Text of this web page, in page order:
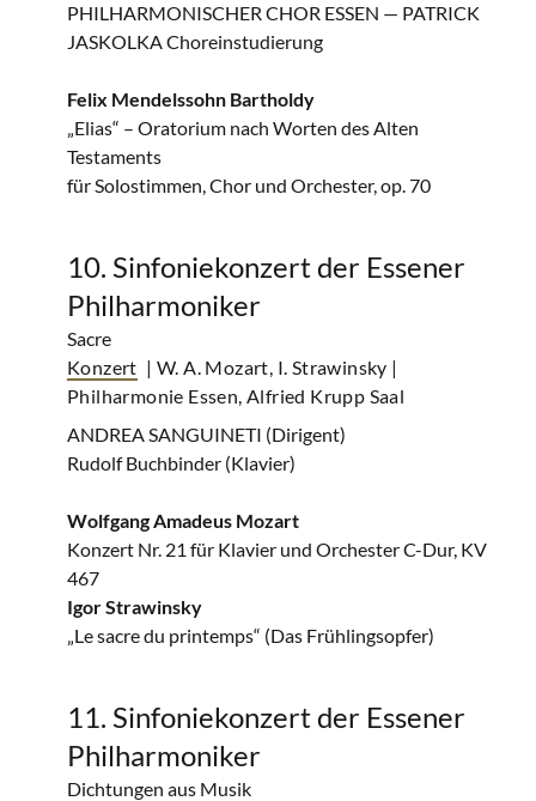
PHILHARMONISCHER CHOR ESSEN — PATRICK
JASKOLKA Choreinstudierung
Felix Mendelssohn Bartholdy
„Elias“ – Oratorium nach Worten des Alten
Testaments
für Solostimmen, Chor und Orchester, op. 70
10. Sinfoniekonzert der Essener
Philharmoniker
Sacre
Konzert | W. A. Mozart, I. Strawinsky |
Philharmonie Essen, Alfried Krupp Saal
ANDREA SANGUINETI (Dirigent)
Rudolf Buchbinder (Klavier)
Wolfgang Amadeus Mozart
Konzert Nr. 21 für Klavier und Orchester C-Dur, KV
467
Igor Strawinsky
„Le sacre du printemps“ (Das Frühlingsopfer)
11. Sinfoniekonzert der Essener
Philharmoniker
Dichtungen aus Musik